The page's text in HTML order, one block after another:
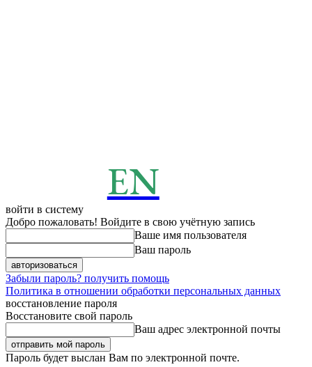
EN
войти в систему
Добро пожаловать! Войдите в свою учётную запись
Ваше имя пользователя
Ваш пароль
Забыли пароль? получить помощь
Политика в отношении обработки персональных данных
восстановление пароля
Восстановите свой пароль
Ваш адрес электронной почты
Пароль будет выслан Вам по электронной почте.